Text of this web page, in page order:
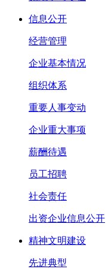
信息公开
经营管理
企业基本情况
组织体系
重要人事变动
企业重大事项
薪酬待遇
员工招聘
社会责任
出资企业信息公开
精神文明建设
先进典型